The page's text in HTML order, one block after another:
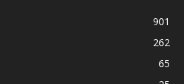
901
262
65